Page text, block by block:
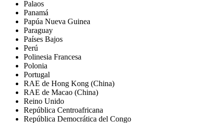
Palaos
Panamá
Papúa Nueva Guinea
Paraguay
Países Bajos
Perú
Polinesia Francesa
Polonia
Portugal
RAE de Hong Kong (China)
RAE de Macao (China)
Reino Unido
República Centroafricana
República Democrática del Congo